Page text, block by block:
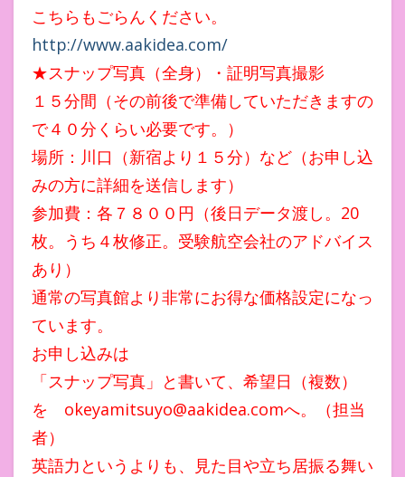
こちらもごらんください。
http://www.aakidea.com/
★スナップ写真（全身）・証明写真撮影
１５分間（その前後で準備していただきますの
で４０分くらい必要です。）
場所：川口（新宿より１５分）など（お申し込
みの方に詳細を送信します）
参加費：各７８００円（後日データ渡し。20
枚。うち４枚修正。受験航空会社のアドバイス
あり）
通常の写真館より非常にお得な価格設定になっ
ています。
お申し込みは
「スナップ写真」と書いて、希望日（複数）
を okeyamitsuyo@aakidea.comへ。（担当
者）
英語力というよりも、見た目や立ち居振る舞い